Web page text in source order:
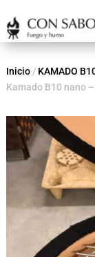
Inicio/ KAMADO
Kamado B10 nano